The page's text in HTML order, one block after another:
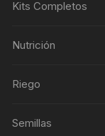
Kits Completos
Nutrición
Riego
Semillas